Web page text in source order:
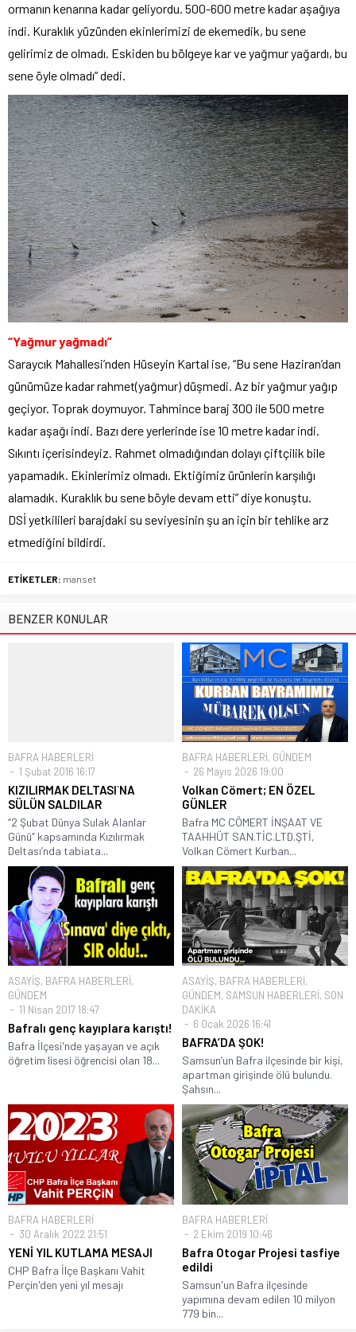
ormanın kenarına kadar geliyordu. 500-600 metre kadar aşağıya
indi. Kuraklık yüzünden ekinlerimizi de ekemedik, bu sene
gelirimiz de olmadı. Eskiden bu bölgeye kar ve yağmur yağardı, bu
sene öyle olmadı” dedi.
“Yağmur yağmadı”
Saraycık Mahallesi’nden Hüseyin Kartal ise, “Bu sene Haziran’dan
günümüze kadar rahmet(yağmur) düşmedi. Az bir yağmur yağıp
geçiyor. Toprak doymuyor. Tahmince baraj 300 ile 500 metre
kadar aşağı indi. Bazı dere yerlerinde ise 10 metre kadar indi.
Sıkıntı içerisindeyiz. Rahmet olmadığından dolayı çiftçilik bile
yapamadık. Ekinlerimiz olmadı. Ektiğimiz ürünlerin karşılığı
alamadık. Kuraklık bu sene böyle devam etti” diye konuştu.
DSİ yetkilileri barajdaki su seviyesinin şu an için bir tehlike arz
etmediğini bildirdi.
ETİKETLER: manset
BENZER KONULAR
BAFRA HABERLERİ
1 Şubat 2016 16:17
KIZILIRMAK DELTASI`NA
SÜLÜN SALDILAR
“2 Şubat Dünya Sulak Alanlar
Günü” kapsamında Kızılırmak
Deltası’nda tabiata...
BAFRA HABERLERİ, GÜNDEM
26 Mayıs 2026 19:00
Volkan Cömert; EN ÖZEL
GÜNLER
Bafra MC CÖMERT İNŞAAT VE
TAAHHÜT SAN.TİC.LTD.ŞTİ,
Volkan Cömert Kurban...
ASAYİŞ, BAFRA HABERLERİ,
GÜNDEM
11 Nisan 2017 18:47
Bafralı genç kayıplara karıştı!
Bafra İlçesi'nde yaşayan ve açık
öğretim lisesi öğrencisi olan 18...
ASAYİŞ, BAFRA HABERLERİ,
GÜNDEM, SAMSUN HABERLERİ, SON
DAKİKA
6 Ocak 2026 16:41
BAFRA’DA ŞOK!
Samsun’un Bafra ilçesinde bir kişi,
apartman girişinde ölü bulundu.
Şahsın...
BAFRA HABERLERİ
30 Aralık 2022 21:51
YENİ YIL KUTLAMA MESAJI
CHP Bafra İlçe Başkanı Vahit
Perçin'den yeni yıl mesajı
BAFRA HABERLERİ
2 Ekim 2019 10:46
Bafra Otogar Projesi tasfiye
edildi
Samsun'un Bafra ilçesinde
yapımına devam edilen 10 milyon
779 bin...